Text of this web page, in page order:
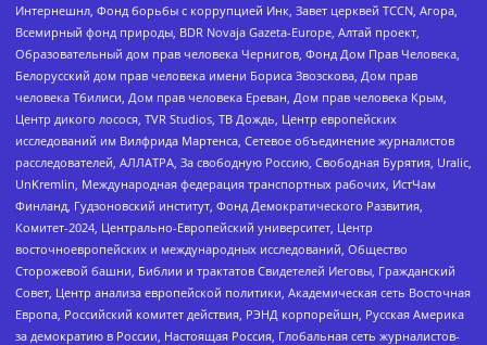
Интернешнл, Фонд борьбы с коррупцией Инк, Завет церквей TCCN, Агора,
Всемирный фонд природы, BDR Novaja Gazeta-Europe, Алтай проект,
Образовательный дом прав человека Чернигов, Фонд Дом Прав Человека,
Белорусский дом прав человека имени Бориса Звозскова, Дом прав
человека Тбилиси, Дом прав человека Ереван, Дом прав человека Крым,
Центр дикого лосося, TVR Studios, ТВ Дождь, Центр европейских
исследований им Вилфрида Мартенса, Сетевое объединение журналистов
расследователей, АЛЛАТРА, За свободную Россию, Свободная Бурятия, Uralic,
UnKremlin, Международная федерация транспортных рабочих, ИстЧам
Финланд, Гудзоновский институт, Фонд Демократического Развития,
Комитет-2024, Центрально-Европейский университет, Центр
восточноевропейских и международных исследований, Общество
Сторожевой башни, Библии и трактатов Свидетелей Иеговы, Гражданский
Совет, Центр анализа европейской политики, Академическая сеть Восточная
Европа, Российский комитет действия, РЭНД корпорейшн, Русская Америка
за демократию в России, Настоящая Россия, Глобальная сеть журналистов-